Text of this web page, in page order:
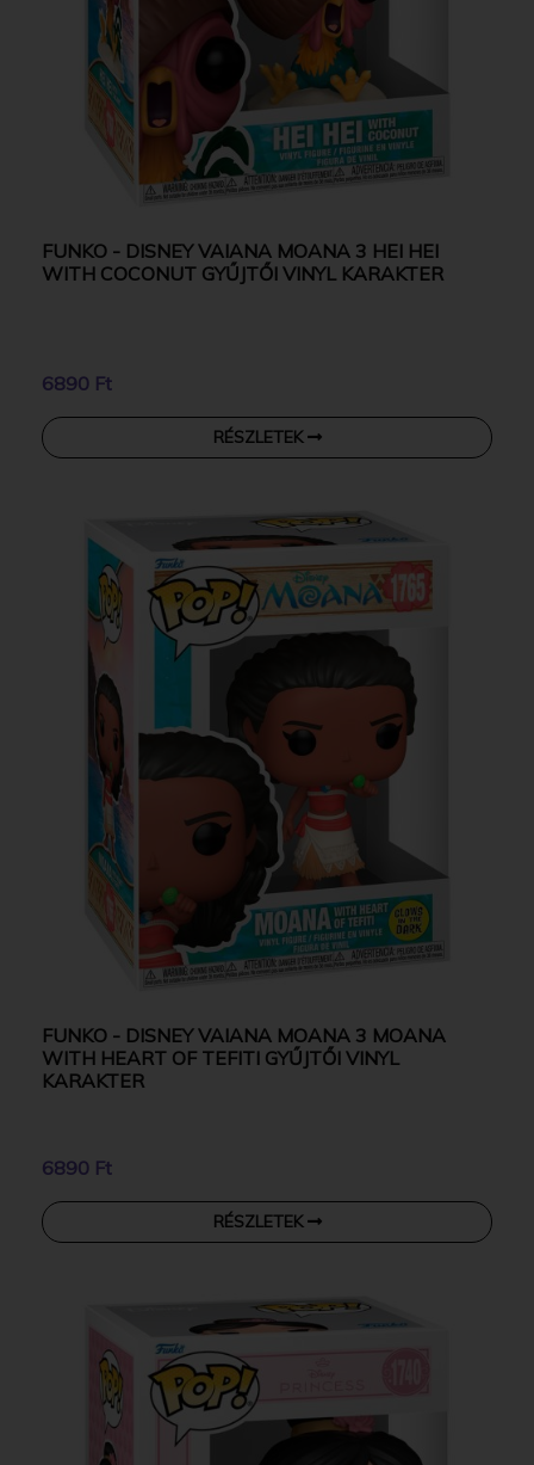
FUNKO - DISNEY VAIANA MOANA 3 HEI HEI
WITH COCONUT GYŰJTŐI VINYL KARAKTER
6890 Ft
RÉSZLETEK
FUNKO - DISNEY VAIANA MOANA 3 MOANA
WITH HEART OF TEFITI GYŰJTŐI VINYL
KARAKTER
6890 Ft
RÉSZLETEK